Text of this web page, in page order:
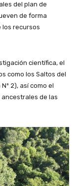
del plan de
de forma
los recursos
científica, el
como los Saltos del
2), así como el
de las